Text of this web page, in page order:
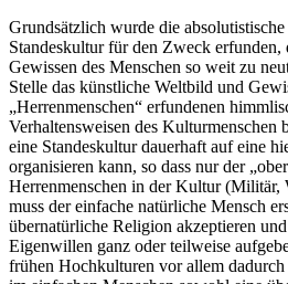
Grundsätzlich wurde die
Standeskultur für den Zweck erfunden,
Gewissen des Menschen so weit zu
Stelle das künstliche Weltbild und
„Herrenmenschen“ erfundenen
Verhaltensweisen des Kulturmenschen
eine Standeskultur dauerhaft auf eine
organisieren kann, so dass nur der
Herrenmenschen in der Kultur (Militär,
muss der einfache natürliche Mensch
übernatürliche Religion akzeptieren
Eigenwillen ganz oder teilweise
frühen Hochkulturen vor allem dadurch